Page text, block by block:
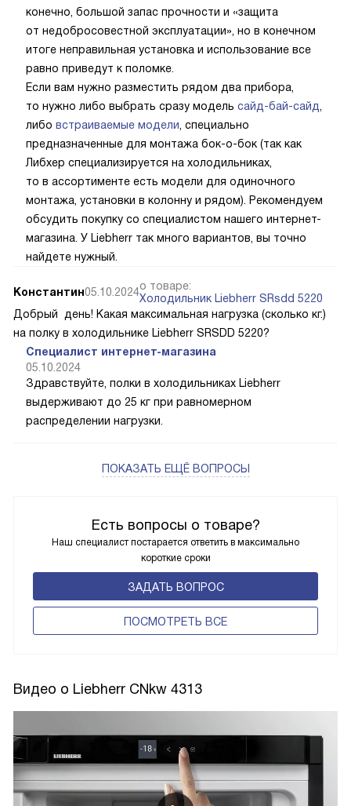
Есть вопросы о товаре?
Наш специалист постарается ответить в максимально
короткие сроки
ЗАДАТЬ ВОПРОС
ПОCМОТРЕТЬ ВСЕ
конечно, большой запас прочности и «защита
от недобросовестной эксплуатации», но в конечном
итоге неправильная установка и использование все
равно приведут к поломке.
Если вам нужно разместить рядом два прибора,
то нужно либо выбрать сразу модель сайд-бай-сайд
либо встраиваемые модели , специально
предназначенные для монтажа бок-о-бок (так как
Либхер специализируется на холодильниках,
то в ассортименте есть модели для одиночного
монтажа, установки в колонну и рядом). Рекомендуем
обсудить покупку со специалистом нашего интернет-
магазина. У Liebherr так много вариантов, вы точно
найдете нужный.
Константин05.10.2024о товаре:
Холодильник Liebherr SRsdd 5220
Добрый день! Какая максимальная нагрузка (сколько кг.)
на полку в холодильнике Liebherr SRSDD 5220?
Специалист интернет-магазина
05.10.2024
Здравствуйте, полки в холодильниках Liebherr
выдерживают до 25 кг при равномерном
распределении нагрузки.
ПОКАЗАТЬ ЕЩЁ ВОПРОСЫ
Видео о Liebherr CNkw 4313